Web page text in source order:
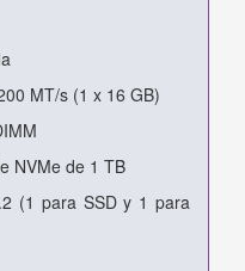
MT/s (1 x 16 GB)
NVMe de 1 TB
(1 para SSD y 1 para